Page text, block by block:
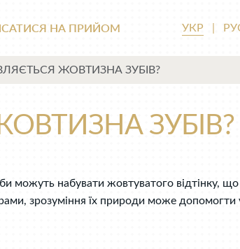
НА ПРИЙОМ УКР
ЖОВТИЗНА ЗУБІВ?
ЗУБІВ?
можуть набувати жовтуватого відтінку,
зрозуміння їх природи може допомогти